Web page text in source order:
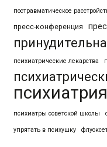
постравматическое
пресс-конференция
психиатрические лекарства
психиатрия
психиатры советской школы
упрятать в психушку